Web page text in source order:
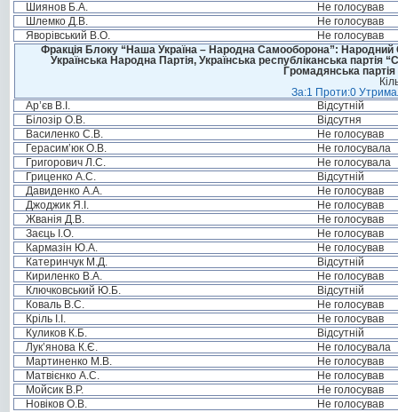
Шиянов Б.А.
Не голосував
Шлемко Д.В.
Не голосував
Яворівський В.О.
Не голосував
Фракція Блоку “Наша Україна – Народна Самооборона”: Народний
Українська Народна Партія, Українська республіканська
Громадянська
За:1 Проти:0
Ар’єв В.І.
Відсутній
Білозір О.В.
Відсутня
Василенко С.В.
Не голосував
Герасим’юк О.В.
Не голосувала
Григорович Л.С.
Не голосувала
Гриценко А.С.
Відсутній
Давиденко А.А.
Не голосував
Джоджик Я.І.
Не голосував
Жванія Д.В.
Не голосував
Заєць І.О.
Не голосував
Кармазін Ю.А.
Не голосував
Катеринчук М.Д.
Відсутній
Кириленко В.А.
Не голосував
Ключковський Ю.Б.
Відсутній
Коваль В.С.
Не голосував
Кріль І.І.
Не голосував
Куликов К.Б.
Відсутній
Лук’янова К.Є.
Не голосувала
Мартиненко М.В.
Не голосував
Матвієнко А.С.
Не голосував
Мойсик В.Р.
Не голосував
Новіков О.В.
Не голосував